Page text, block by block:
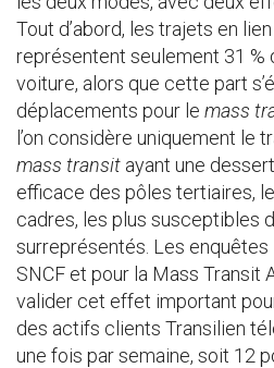
Tout d’abord, les trajets en
représentent seulement 31 %
voiture, alors que cette part
déplacements pour le mass
l’on considère uniquement le
mass transit ayant une
efficace des pôles tertiaires,
cadres, les plus susceptibles
surreprésentés. Les enquêtes
SNCF et pour la Mass Transit
valider cet effet important
des actifs clients Transilien
une fois par semaine, soit 12